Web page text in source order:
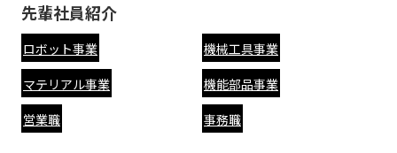
先輩社員紹介
ロボット事業
機械工具事業
マテリアル事業
機能部品事業
営業職
事務職